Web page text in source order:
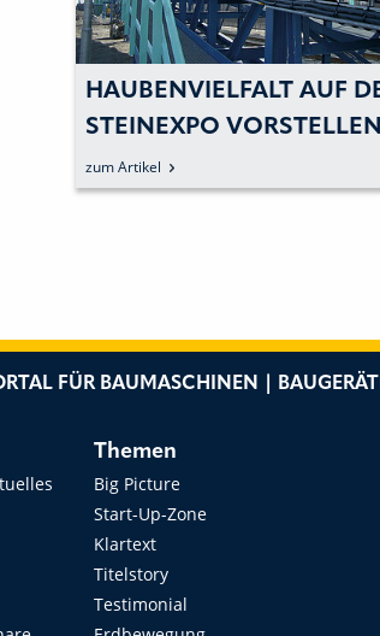
HAUBENVIELFALT AUF
STEINEXPO VORSTELLEN
zum Artikel
FÜR BAUMASCHINEN |
Themen
Big Picture
Start-Up-Zone
Klartext
Titelstory
Testimonial